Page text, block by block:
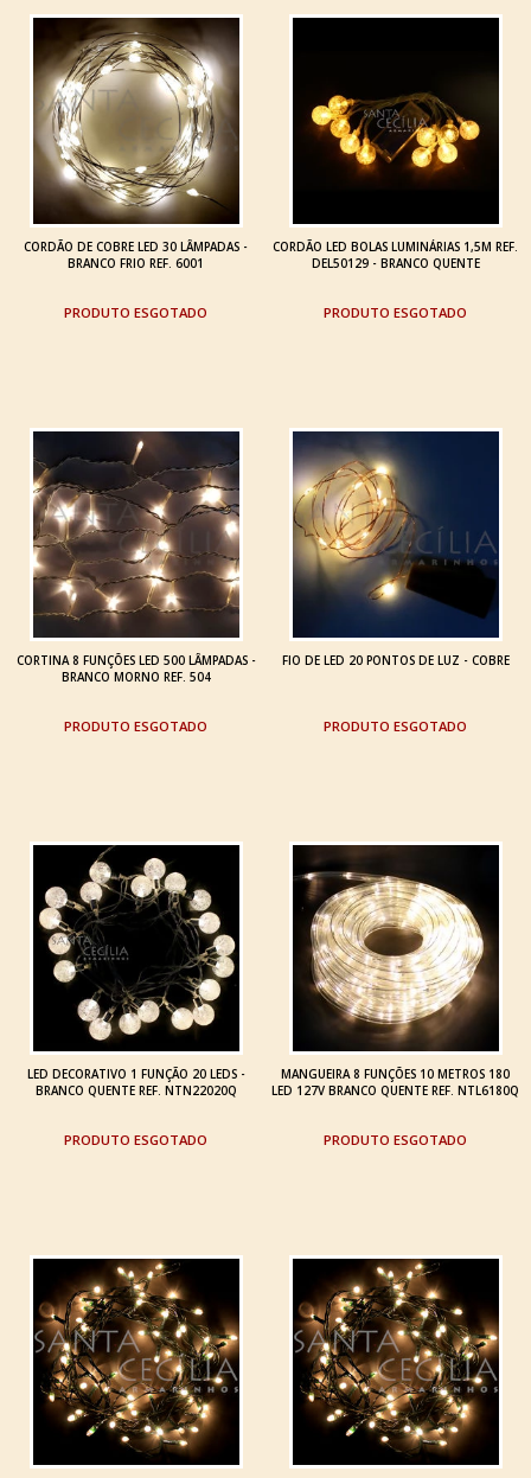
CORDÃO DE COBRE LED 30 LÂMPADAS -
BRANCO FRIO REF. 6001
ESGOTADO
CORDÃO LED BOLAS LUMINÁRIAS 1,5M REF.
DEL50129 - BRANCO QUENTE
ESGOTADO
CORTINA 8 FUNÇÕES LED 500 LÂMPADAS -
BRANCO MORNO REF. 504
ESGOTADO
FIO DE LED 20 PONTOS DE LUZ - COBRE
ESGOTADO
LED DECORATIVO 1 FUNÇÃO 20 LEDS -
BRANCO QUENTE REF. NTN22020Q
ESGOTADO
MANGUEIRA 8 FUNÇÕES 10 METROS 180
LED 127V BRANCO QUENTE REF. NTL6180Q
ESGOTADO